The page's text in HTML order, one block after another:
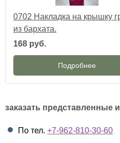
0702 Накладка на крышку
из бархата.
168 руб.
Подробнее
заказать представленные
По тел. +7-962-810-30-60